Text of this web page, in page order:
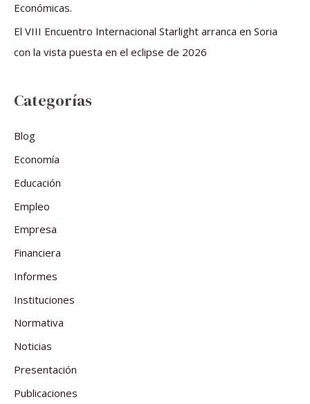
Económicas.
El VIII Encuentro Internacional Starlight arranca en Soria
con la vista puesta en el eclipse de 2026
Categorías
Blog
Economía
Educación
Empleo
Empresa
Financiera
Informes
Instituciones
Normativa
Noticias
Presentación
Publicaciones